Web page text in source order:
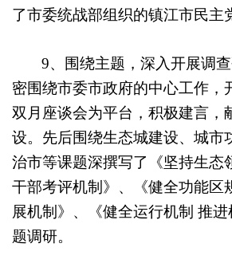
了市委统战部组织的镇江市民主
9、围绕主题，深入开展调
密围绕市委市政府的中心工作，
双月座谈会为平台，积极建言，
设。先后围绕生态城建设、城市
治市等课题深撰写了 《坚持生态
干部考评机制 》、
《健全功能
展机制》、《健全运行机制 推
题调研。